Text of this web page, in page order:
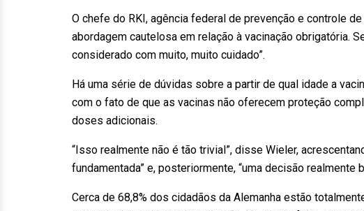
O chefe do RKI, agência federal de prevenção e controle
abordagem cautelosa em relação à vacinação obrigatória.
considerado com muito, muito cuidado”.
Há uma série de dúvidas sobre a partir de qual idade a
com o fato de que as vacinas não oferecem proteção
doses adicionais.
“Isso realmente não é tão trivial”, disse Wieler,
fundamentada” e, posteriormente, “uma decisão realmente
Cerca de 68,8% dos cidadãos da Alemanha estão